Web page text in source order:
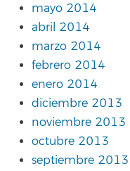
mayo 2014
abril 2014
marzo 2014
febrero 2014
enero 2014
diciembre 2013
noviembre 2013
octubre 2013
septiembre 2013